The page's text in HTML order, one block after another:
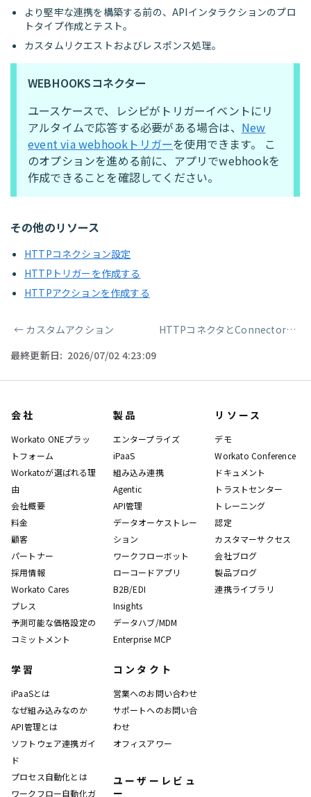
より堅牢な連携を構築する前の、APIインタラクションのプロ
トタイプ作成とテスト。
カスタムリクエストおよびレスポンス処理。
WEBHOOKSコネクター
ユースケースで、レシピがトリガーイベントにリ
アルタイムで応答する必要がある場合は、 New
event via webhookトリガーを使用できます。 こ
のオプションを進める前に、アプリでwebhookを
作成できることを確認してください。
その他のリソース
HTTPコネクション設定
HTTPトリガーを作成する
HTTPアクションを作成する
ページャー
← カスタムアクション HTTPコネクタとConnector SDK
最終更新日: 2026/07/02 4:23:09
会社
Workato ONEプラッ
トフォーム
Workatoが選ばれる理
由
会社概要
料金
顧客
パートナー
採用情報
Workato Cares
プレス
予測可能な価格設定の
コミットメント
製品
エンタープライズ
iPaaS
組み込み連携
Agentic
API管理
データオーケストレー
ション
ワークフローボット
ローコードアプリ
B2B/EDI
Insights
データハブ/MDM
Enterprise MCP
リソース
デモ
Workato Conference
ドキュメント
トラストセンター
トレーニング
認定
カスタマーサクセス
会社ブログ
製品ブログ
連携ライブラリ
学習
iPaaSとは
なぜ組み込みなのか
API管理とは
ソフトウェア連携ガイ
ド
プロセス自動化とは
ワークフロー自動化ガ
コンタクト
営業へのお問い合わせ
サポートへのお問い合
わせ
オフィスアワー
ユーザーレビュ
ー